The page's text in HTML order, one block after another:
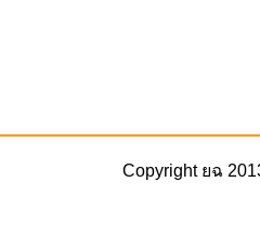
Copyright ยฉ